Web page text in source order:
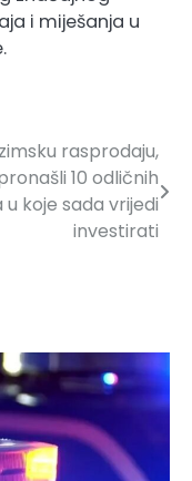
i miješanja u
rasprodaju,
10 odličnih
u koje sada vrijedi
investirati